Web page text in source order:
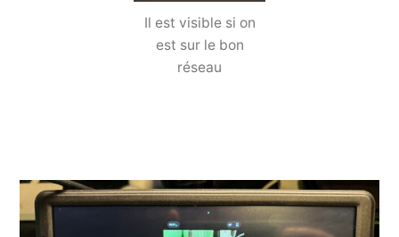
Il est visible si on
est sur le bon
réseau